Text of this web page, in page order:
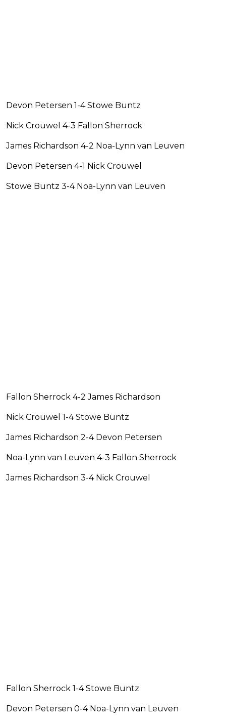
Devon Petersen 1-4 Stowe Buntz
Nick Crouwel 4-3 Fallon Sherrock
James Richardson 4-2 Noa-Lynn van Leuven
Devon Petersen 4-1 Nick Crouwel
Stowe Buntz 3-4 Noa-Lynn van Leuven
Fallon Sherrock 4-2 James Richardson
Nick Crouwel 1-4 Stowe Buntz
James Richardson 2-4 Devon Petersen
Noa-Lynn van Leuven 4-3 Fallon Sherrock
James Richardson 3-4 Nick Crouwel
Fallon Sherrock 1-4 Stowe Buntz
Devon Petersen 0-4 Noa-Lynn van Leuven